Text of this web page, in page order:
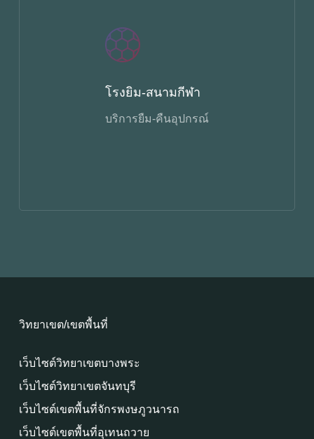
โรงยิม-สนามกีฬา
บริการยืม-คืนอุปกรณ์
วิทยาเขต/เขตพื้นที่
เว็บไซต์วิทยาเขตบางพระ
เว็บไซต์วิทยาเขตจันทบุรี
เว็บไซต์เขตพื้นที่จักรพงษภูวนารถ
เว็บไซต์เขตพื้นที่อุเทนถวาย